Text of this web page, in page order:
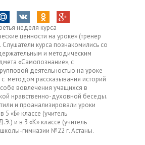
неделя курса
ценности на уроке» (тренер
курса познакомились со
и методическим
«Самопознание», с
деятельностью на уроке
методом рассказывания историй
вовлечения учащихся в
нравственно-духовной беседы.
и проанализировали уроки
5 «Б» классе (учитель
и в 3 «К» классе (учитель
гимназии №22 г. Астаны.